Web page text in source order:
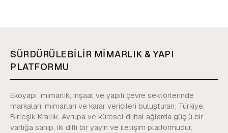
SÜRDÜRÜLEBİLİR MİMARLIK & YAPI
PLATFORMU
Ekoyapı; mimarlık, inşaat ve yapılı çevre sektörlerinde
markaları, mimarları ve karar vericileri buluşturan; Türkiye,
Birleşik Krallık, Avrupa ve küresel dijital ağlarda güçlü bir
varlığa sahip, iki dilli bir yayın ve iletişim platformudur.